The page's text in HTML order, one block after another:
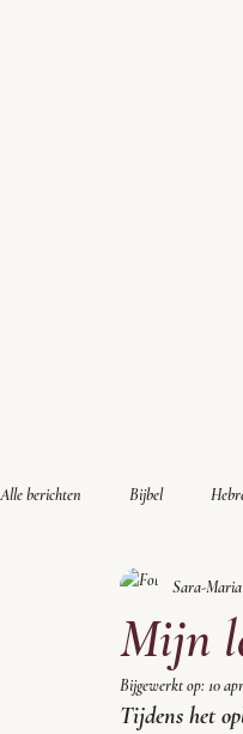
Alle berichten Bijbel
Mijn
Sara-
Bijgewerkt op:10
Tijdens het